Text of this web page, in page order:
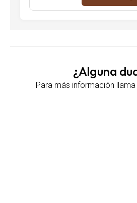
¿Alguna
Para más información llama